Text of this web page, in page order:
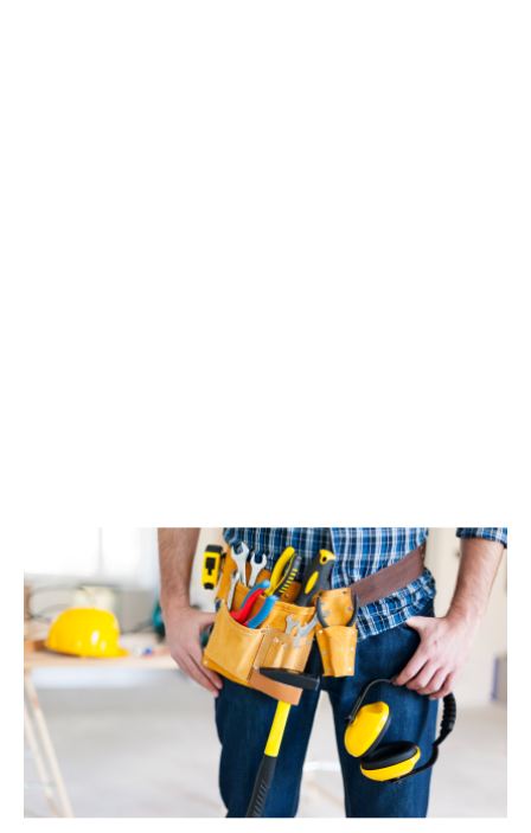
Service Bricoleur Multi services
Service : A votre service
Service Multi services